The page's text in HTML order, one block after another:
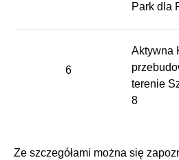
Park dla
6
Aktywna
terenie
8
Ze szczegółami można się